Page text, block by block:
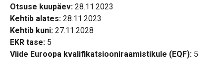
Otsuse kuupäev: 28.11.2023
Kehtib alates: 28.11.2023
Kehtib kuni: 27.11.2028
EKR tase: 5
Viide Euroopa kvalifikatsiooniraamistikule (EQF): 5